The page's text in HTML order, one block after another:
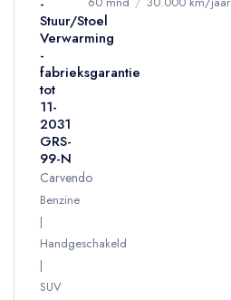
Stuur/Stoel
Verwarming
-
fabrieksgarantie
tot
11-
2031
GRS-
99-N
Carvendo
Benzine
Handgeschakeld
SUV